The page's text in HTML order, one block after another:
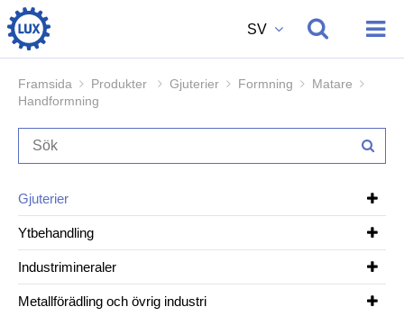
SV
Produkter
Om oss
Vi rekryterar
Framsida Produkter Gjuterier Formning
Matare
Handformning
Gjuterier
Ytbehandling
Industrimineraler
Metallförädling och övrig industri